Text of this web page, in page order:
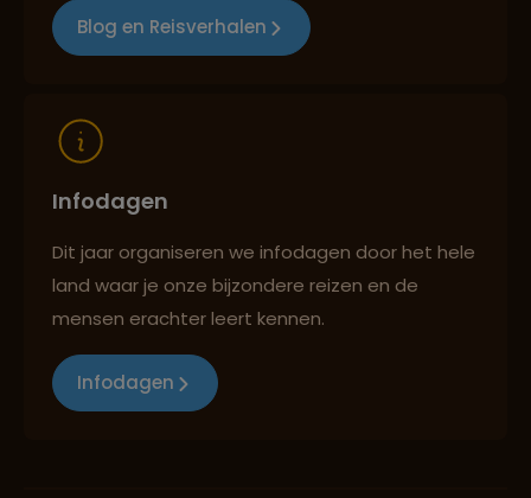
Blog en Reisverhalen
Infodagen
Dit jaar organiseren we infodagen door het hele
land waar je onze bijzondere reizen en de
mensen erachter leert kennen.
Infodagen